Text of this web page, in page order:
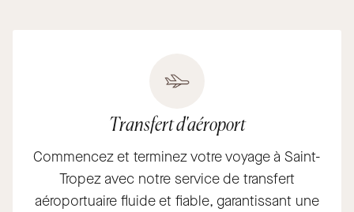
Transfert d'aéroport
Commencez et terminez votre voyage à Saint-
Tropez avec notre service de transfert
aéroportuaire fluide et fiable, garantissant une